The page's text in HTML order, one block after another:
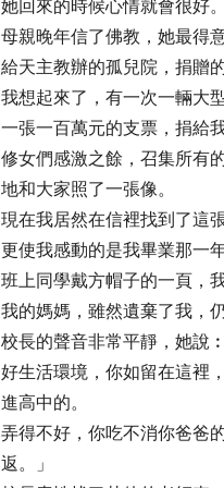
她回來的時候心情就會很好。
母親晚年信了佛教，她最得
給天主教辦的孤兒院，捐贈
我想起來了，有一次一輛大
一張一百萬元的支票，捐給
修女們感激之餘，召集所有
地和大家照了一張像。
現在我居然在信裡找到了這
更使我感動的是我畢業那一
班上同學戴方帽子的一頁，
我的媽媽，雖然遺棄了我，
校長的聲音非常平靜，她說
好生活環境，你如留在這裡
進高中的。
弄得不好，你吃不消你爸爸
返。」